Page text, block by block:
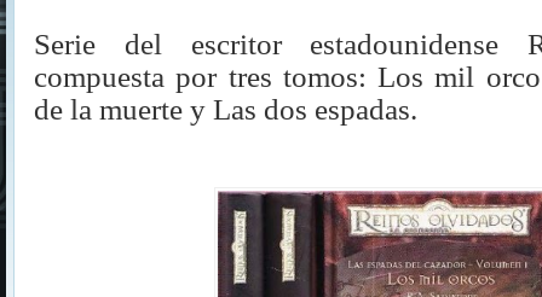
Serie del escritor estadounidense
compuesta por tres tomos: Los mil
de la muerte y Las dos espadas.